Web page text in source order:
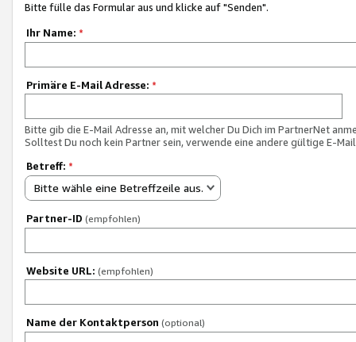
Bitte fülle das Formular aus und klicke auf "Senden".
Ihr Name: *
Primäre E-Mail Adresse: *
Bitte gib die E-Mail Adresse an, mit welcher Du Dich im PartnerNet
Solltest Du noch kein Partner sein, verwende eine andere gültige E-
Betreff: *
Bitte wähle eine Betreffzeile aus.
Partner-ID (empfohlen)
Website URL: (empfohlen)
Name der Kontaktperson (optional)